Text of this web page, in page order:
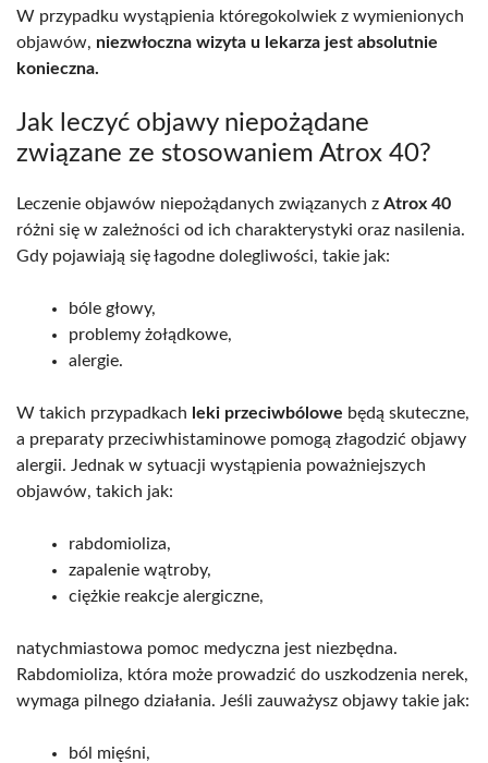
W przypadku wystąpienia któregokolwiek z wymienionych
objawów, niezwłoczna wizyta u lekarza jest absolutnie
konieczna.
Jak leczyć objawy niepożądane
związane ze stosowaniem Atrox 40?
Leczenie objawów niepożądanych związanych z Atrox 40
różni się w zależności od ich charakterystyki oraz nasilenia.
Gdy pojawiają się łagodne dolegliwości, takie jak:
bóle głowy,
problemy żołądkowe,
alergie.
W takich przypadkach leki przeciwbólowe będą skuteczne,
a preparaty przeciwhistaminowe pomogą złagodzić objawy
alergii. Jednak w sytuacji wystąpienia poważniejszych
objawów, takich jak:
rabdomioliza,
zapalenie wątroby,
ciężkie reakcje alergiczne,
natychmiastowa pomoc medyczna jest niezbędna.
Rabdomioliza, która może prowadzić do uszkodzenia nerek,
wymaga pilnego działania. Jeśli zauważysz objawy takie jak:
ból mięśni,